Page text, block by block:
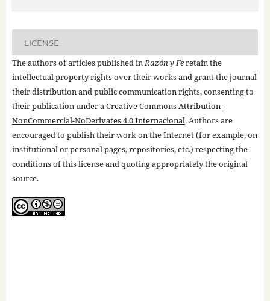
LICENSE
The authors of articles published inRazón y Feretain the
intellectual property rights over their works and grant the journal
their distribution and public communication rights, consenting to
their publication under aCreative Commons Attribution-
NonCommercial-NoDerivates 4.0 Internacional. Authors are
encouraged to publish their work on the Internet (for example, on
institutional or personal pages, repositories, etc.) respecting the
conditions of this license and quoting appropriately the original
source.